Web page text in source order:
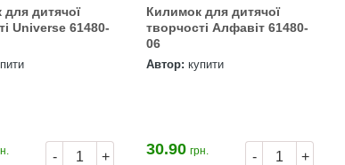
дитячої
Universe 61480-
- +
Килимок для дитячої
творчості Алфавіт 61480-
06
Автор: купити
- +
30.90 грн.